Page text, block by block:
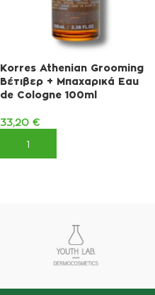
Korres Athenian Grooming
Βέτιβερ + Μπαχαρικά Eau
de Cologne 100ml
33,20 €
ΠΡΟΣΘΉΚΗ ΣΤΟ ΚΑΛΆΘΙ